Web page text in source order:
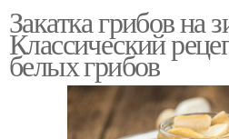
Закатка грибов на
Классический
белых грибов